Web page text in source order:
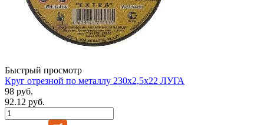
Быстрый просмотр
Круг отрезной по металлу 230х2,5х22 ЛУГА
98 руб.
92.12 руб.